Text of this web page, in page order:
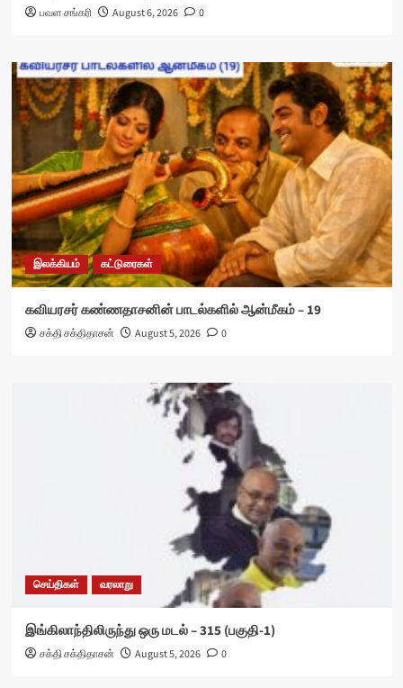
பவள சங்கரி August 6, 2026 0
இலக்கியம் கட்டுரைகள்
கவியரசர் கண்ணதாசனின் பாடல்களில் ஆன்மீகம் – 19
சக்தி சக்திதாசன் August 5, 2026 0
செய்திகள் வரலாறு
இங்கிலாந்திலிருந்து ஒரு மடல் – 315 (பகுதி-1)
சக்தி சக்திதாசன் August 5, 2026 0